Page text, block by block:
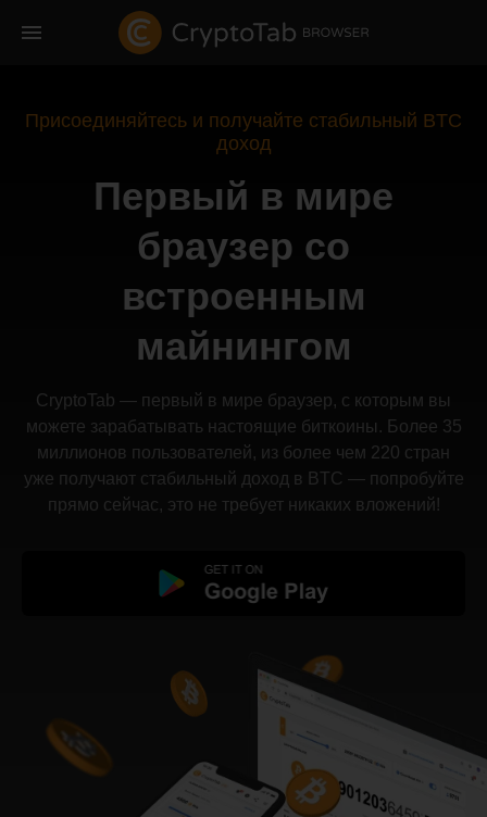
Присоединяйтесь и получайте стабильный BTC
доход
Первый в мире
браузер со
встроенным
майнингом
CryptoTab — первый в мире браузер, с которым вы
можете зарабатывать настоящие биткоины. Более 35
миллионов пользователей, из более чем 220 стран
уже получают стабильный доход в BTC — попробуйте
прямо сейчас, это не требует никаких вложений!